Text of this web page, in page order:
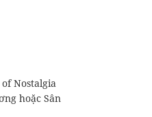
Nostalgia
hoặc Sân